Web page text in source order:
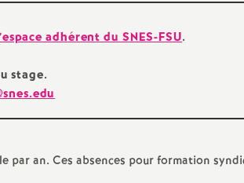
adhérent du SNES-FSU.
stage.
par an. Ces absences pour formation